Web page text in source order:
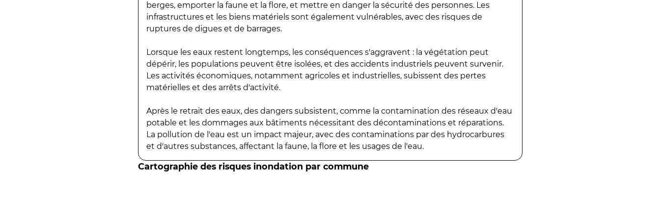
berges, emporter la faune et la flore, et mettre en danger la sécurité des personnes. Les
infrastructures et les biens matériels sont également vulnérables, avec des risques de
ruptures de digues et de barrages.
Lorsque les eaux restent longtemps, les conséquences s'aggravent : la végétation peut
dépérir, les populations peuvent être isolées, et des accidents industriels peuvent survenir.
Les activités économiques, notamment agricoles et industrielles, subissent des pertes
matérielles et des arrêts d'activité.
Après le retrait des eaux, des dangers subsistent, comme la contamination des réseaux d'eau
potable et les dommages aux bâtiments nécessitant des décontaminations et réparations.
La pollution de l'eau est un impact majeur, avec des contaminations par des hydrocarbures
et d'autres substances, affectant la faune, la flore et les usages de l'eau.
Cartographie des risques inondation par commune